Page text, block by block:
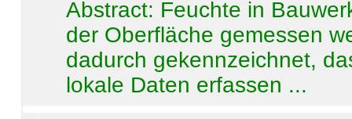
Abstract: Feuchte in
der Oberfläche gemessen
dadurch gekennzeichnet,
lokale Daten erfassen ...